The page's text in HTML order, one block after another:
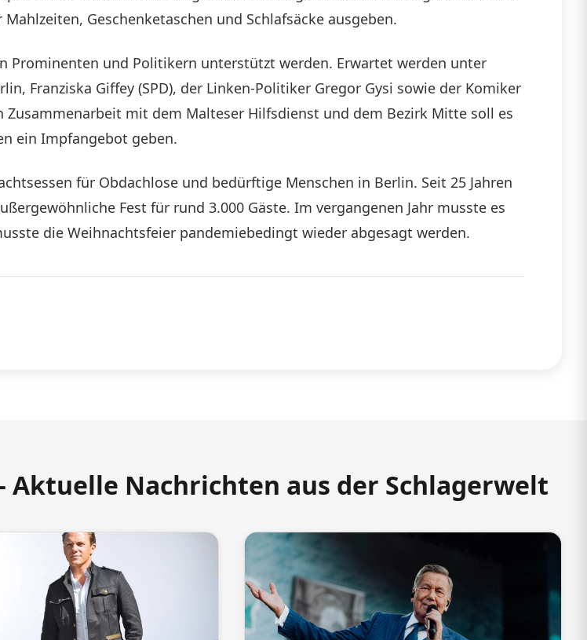
Geschenketaschen und Schlafsäcke ausgeben.
Prominenten und Politikern unterstützt werden. Erwartet werden unter
Franziska Giffey (SPD), der Linken-Politiker Gregor Gysi sowie der Komiker
mit dem Malteser Hilfsdienst und dem Bezirk Mitte soll es
ein Impfangebot geben.
für Obdachlose und bedürftige Menschen in Berlin. Seit 25 Jahren
Fest für rund 3.000 Gäste. Im vergangenen Jahr musste es
die Weihnachtsfeier pandemiebedingt wieder abgesagt werden.
Aktuelle Nachrichten aus der Schlagerwelt